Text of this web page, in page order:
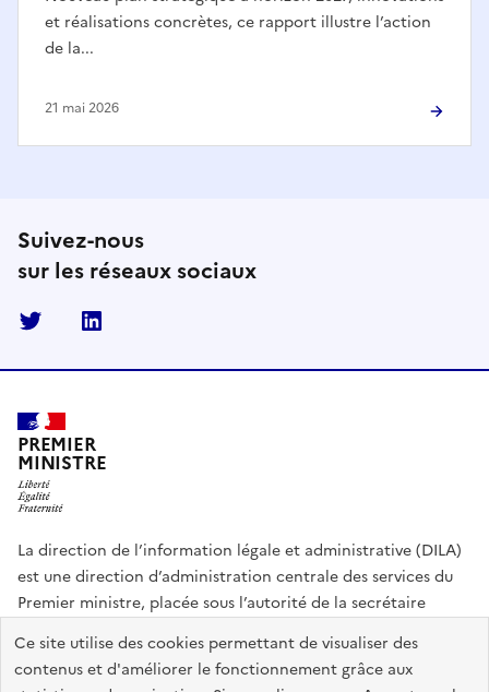
Ce site utilise des cookies permettant de visualiser des
contenus et d'améliorer le fonctionnement grâce aux
et réalisations concrètes, ce rapport illustre l’action
de la...
21 mai 2026
Suivez-nous
sur les réseaux sociaux
Twitter
PREMIER
MINISTRE
La direction de l’information légale et administrative (DILA)
est une direction d’administration centrale des services du
Premier ministre, placée sous l’autorité de la secrétaire
info.gouv.fr
assemblee-nationale.fr sénat.fr